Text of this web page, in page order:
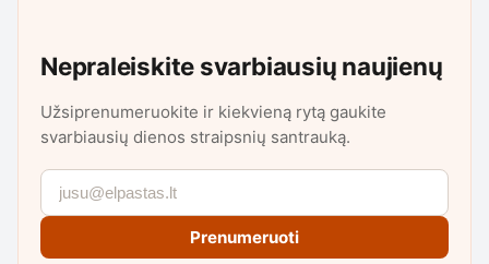
Nepraleiskite svarbiausių naujienų
Užsiprenumeruokite ir kiekvieną rytą gaukite
svarbiausių dienos straipsnių santrauką.
Prenumeruoti